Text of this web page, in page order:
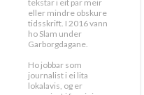
tekstar i eit par meir
eller mindre obskure
tidsskrift. I 2016 vann
ho Slam under
Garborgdagane.
Ho jobbar som
journalist i ei lita
lokalavis, og er